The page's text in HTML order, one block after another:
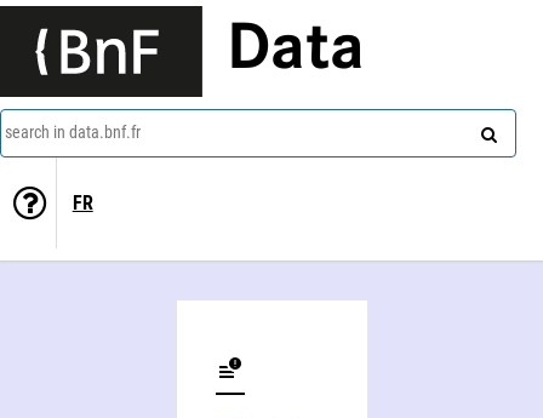
Data
search in data.bnf.fr
FR